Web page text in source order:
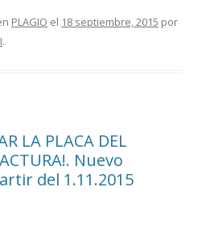
PLAGIO el 18 septiembre, 2015 por
.
LA PLACA DEL
Nuevo
del 1.11.2015